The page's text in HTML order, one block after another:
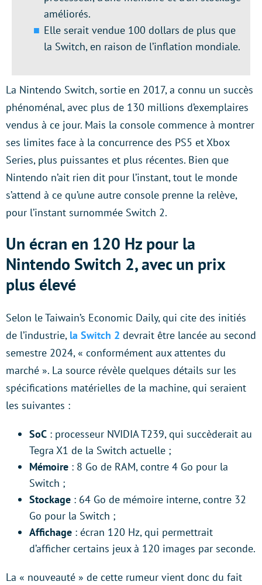
améliorés.
Elle serait vendue 100 dollars de plus que
la Switch, en raison de l’inflation mondiale.
La Nintendo Switch, sortie en 2017, a connu un succès
phénoménal, avec plus de 130 millions d’exemplaires
vendus à ce jour. Mais la console commence à montrer
ses limites face à la concurrence des PS5 et Xbox
Series, plus puissantes et plus récentes. Bien que
Nintendo n’ait rien dit pour l’instant, tout le monde
s’attend à ce qu’une autre console prenne la relève,
pour l’instant surnommée Switch 2.
Un écran en 120 Hz pour la
Nintendo Switch 2, avec un prix
plus élevé
Selon le Taiwain’s Economic Daily, qui cite des initiés
de l’industrie, la Switch 2 devrait être lancée au second
semestre 2024, « conformément aux attentes du
marché ». La source révèle quelques détails sur les
spécifications matérielles de la machine, qui seraient
les suivantes :
SoC : processeur NVIDIA T239, qui succèderait au
Tegra X1 de la Switch actuelle ;
Mémoire : 8 Go de RAM, contre 4 Go pour la
Switch ;
Stockage : 64 Go de mémoire interne, contre 32
Go pour la Switch ;
Affichage : écran 120 Hz, qui permettrait
d’afficher certains jeux à 120 images par seconde.
La « nouveauté » de cette rumeur vient donc du fait